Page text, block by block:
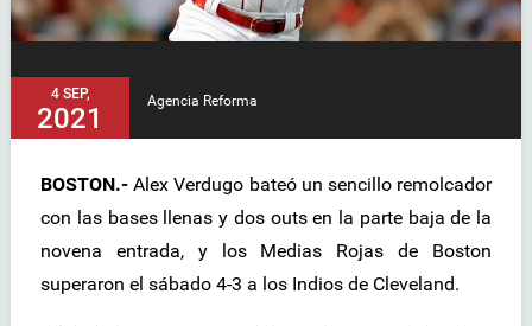
4 SEP,
2021
Agencia Reforma
BOSTON.- Alex Verdugo bateó un sencillo remolcador
con las bases llenas y dos outs en la parte baja de la
novena entrada, y los Medias Rojas de Boston
superaron el sábado 4-3 a los Indios de Cleveland.